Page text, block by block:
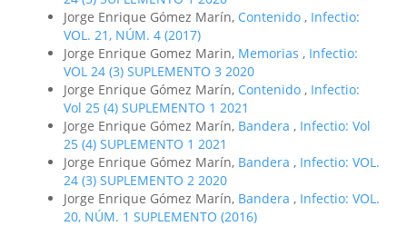
Jorge Enrique Gómez Marín, Contenido , Infectio:
VOL. 21, NÚM. 4 (2017)
Jorge Enrique Gomez Marin, Memorias , Infectio:
VOL 24 (3) SUPLEMENTO 3 2020
Jorge Enrique Gómez Marín, Contenido , Infectio:
Vol 25 (4) SUPLEMENTO 1 2021
Jorge Enrique Gómez Marín, Bandera , Infectio: Vol
25 (4) SUPLEMENTO 1 2021
Jorge Enrique Gómez Marín, Bandera , Infectio: VOL.
24 (3) SUPLEMENTO 2 2020
Jorge Enrique Gómez Marín, Bandera , Infectio: VOL.
20, NÚM. 1 SUPLEMENTO (2016)